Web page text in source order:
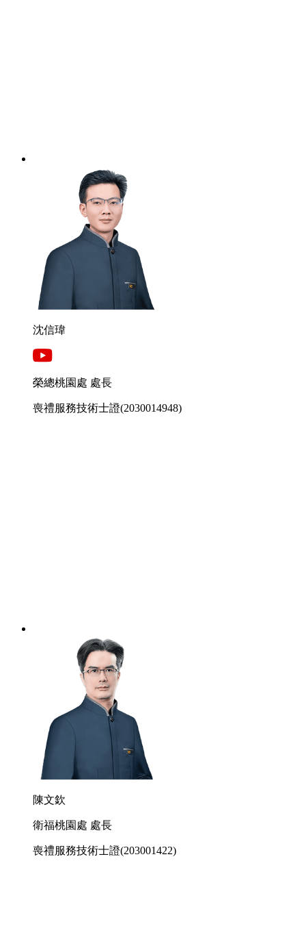
沈信瑋
榮總桃園處 處長
喪禮服務技術士證(2030014948)
陳文欽
衛福桃園處 處長
喪禮服務技術士證(203001422)